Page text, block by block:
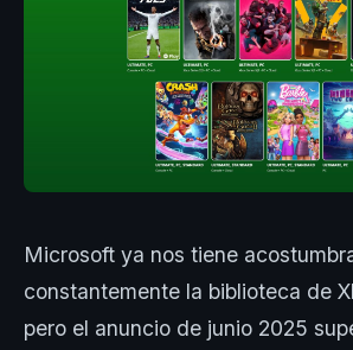
Microsoft ya nos tiene
constantemente la biblioteca de
pero el anuncio de junio 2025